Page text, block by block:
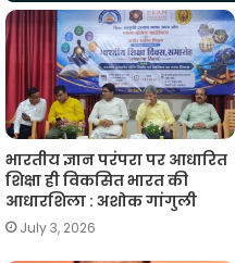
A
p
p
o
o
k
e
r
r
a
m
i
n
k
भारतीय ज्ञान परंपरा पर आधारित
शिक्षा ही विकसित भारत की
आधारशिला : अशोक गांगुली
July 3, 2026